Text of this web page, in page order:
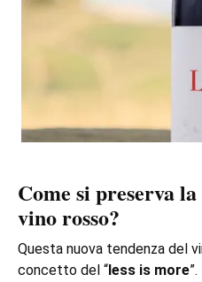
Come si preserva
vino rosso?
Questa nuova tendenza del
concetto del “less is more